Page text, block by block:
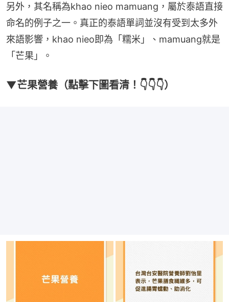
另外，其名稱為khao nieo mamuang，屬於泰語直接
命名的例子之一。真正的泰語單詞並沒有受到太多外
來語影響，khao nieo即為「糯米」、mamuang就是
「芒果」。
▼芒果營養（點擊下圖看清！👇👇👇）